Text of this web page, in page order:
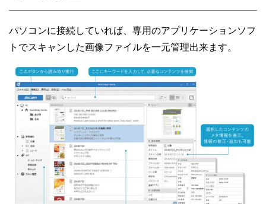
パソコンに接続していれば、専用のアプリケーションソフ
トでスキャンした画像ファイルを一元管理出来ます。